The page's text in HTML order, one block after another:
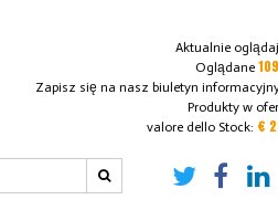
Aktualnie
Oglądane
Zapisz się na nasz biuletyn
Produkty w
valore dello Stock: €